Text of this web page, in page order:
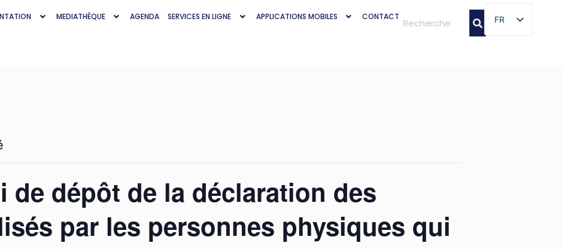
MEDIATHÈQUE AGENDA SERVICES EN LIGNE APPLICATIONS MOBILES CONTACT FR
FR
de dépôt de la déclaration des
par les personnes physiques qui